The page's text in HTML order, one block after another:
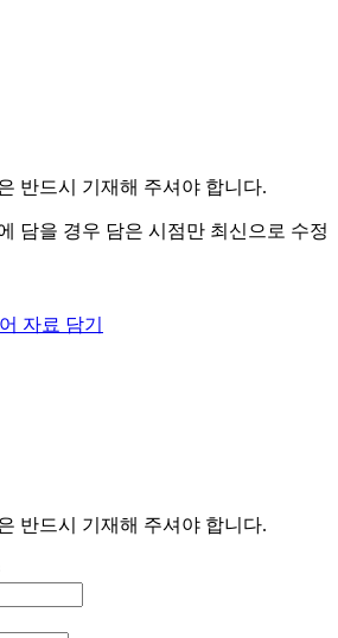
반드시 기재해 주셔야 합니다.
담을 경우 담은 시점만 최신으로 수정
자료 담기
반드시 기재해 주셔야 합니다.